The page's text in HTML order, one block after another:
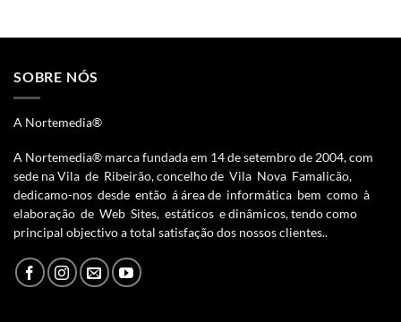
SOBRE NÓS
A Nortemedia®
A Nortemedia® marca fundada em 14 de setembro de 2004, com
sede na Vila de Ribeirão, concelho de Vila Nova Famalicão,
dedicamo-nos desde então á área de informática bem como à
elaboração de Web Sites, estáticos e dinâmicos, tendo como
principal objectivo a total satisfação dos nossos clientes..